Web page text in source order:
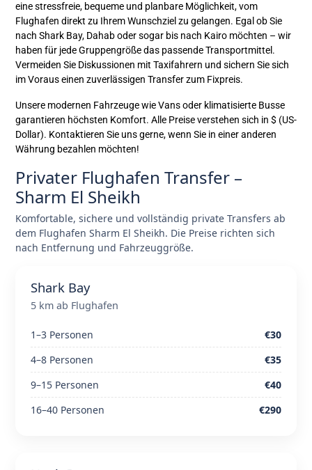
eine stressfreie, bequeme und planbare Möglichkeit, vom
Flughafen direkt zu Ihrem Wunschziel zu gelangen. Egal ob Sie
nach Shark Bay, Dahab oder sogar bis nach Kairo möchten – wir
haben für jede Gruppengröße das passende Transportmittel.
Vermeiden Sie Diskussionen mit Taxifahrern und sichern Sie sich
im Voraus einen zuverlässigen Transfer zum Fixpreis.
Unsere modernen Fahrzeuge wie Vans oder klimatisierte Busse
garantieren höchsten Komfort. Alle Preise verstehen sich in $ (US-
Dollar). Kontaktieren Sie uns gerne, wenn Sie in einer anderen
Währung bezahlen möchten!
Privater Flughafen Transfer –
Sharm El Sheikh
Komfortable, sichere und vollständig private Transfers ab
dem Flughafen Sharm El Sheikh. Die Preise richten sich
nach Entfernung und Fahrzeuggröße.
Shark Bay
5 km ab Flughafen
1–3 Personen
€30
4–8 Personen
€35
9–15 Personen
€40
16–40 Personen
€290